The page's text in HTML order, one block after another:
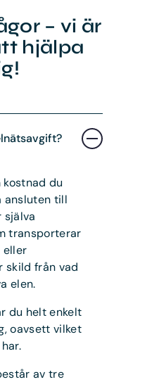
– vi är
hjälpa
du
ansluten till
transporterar
eller
skild från vad
elen.
du helt enkelt
oavsett vilket
av tre